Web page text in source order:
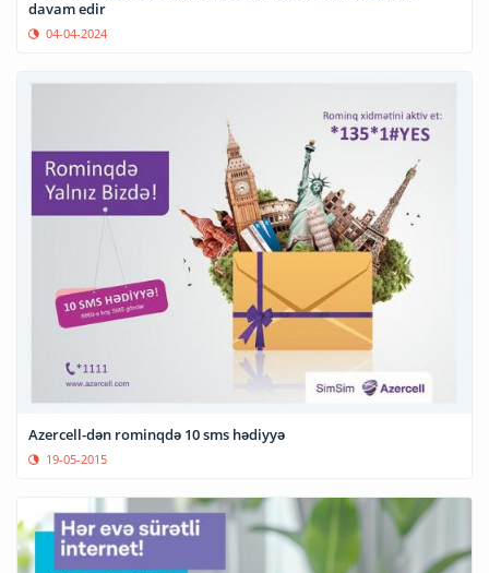
davam edir
04-04-2024
Azercell-dən rominqdə 10 sms hədiyyə
19-05-2015